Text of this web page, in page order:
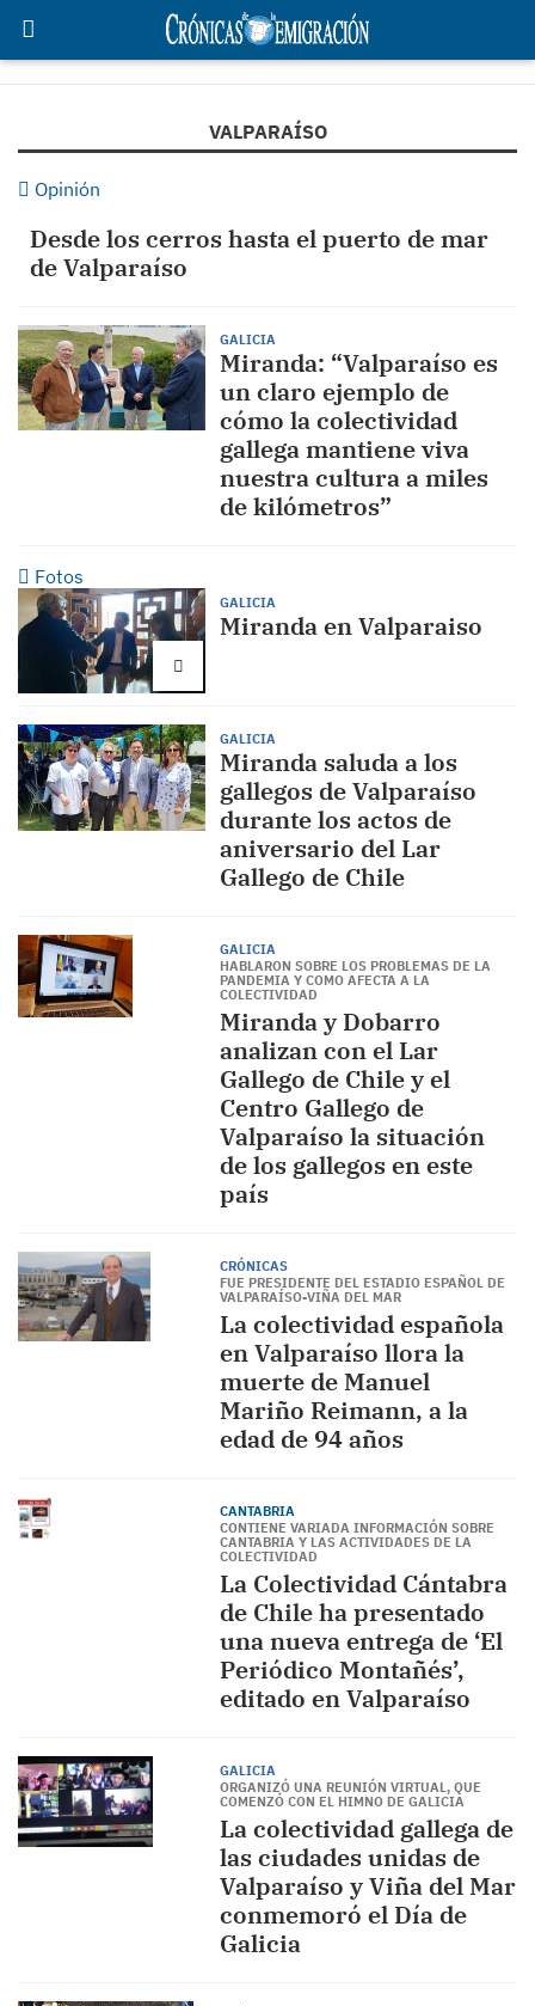
VALPARAÍSO
Opinión
Desde los cerros hasta el puerto de mar
de Valparaíso
GALICIA
Miranda: “Valparaíso es
un claro ejemplo de
cómo la colectividad
gallega mantiene viva
nuestra cultura a miles
de kilómetros”
Fotos
GALICIA
Miranda en Valparaiso
GALICIA
Miranda saluda a los
gallegos de Valparaíso
durante los actos de
aniversario del Lar
Gallego de Chile
GALICIA
HABLARON SOBRE LOS PROBLEMAS DE LA
PANDEMIA Y COMO AFECTA A LA
COLECTIVIDAD
Miranda y Dobarro
analizan con el Lar
Gallego de Chile y el
Centro Gallego de
Valparaíso la situación
de los gallegos en este
país
CRÓNICAS
FUE PRESIDENTE DEL ESTADIO ESPAÑOL DE
VALPARAÍSO-VIÑA DEL MAR
La colectividad española
en Valparaíso llora la
muerte de Manuel
Mariño Reimann, a la
edad de 94 años
CANTABRIA
CONTIENE VARIADA INFORMACIÓN SOBRE
CANTABRIA Y LAS ACTIVIDADES DE LA
COLECTIVIDAD
La Colectividad Cántabra
de Chile ha presentado
una nueva entrega de ‘El
Periódico Montañés’,
editado en Valparaíso
GALICIA
ORGANIZÓ UNA REUNIÓN VIRTUAL, QUE
COMENZÓ CON EL HIMNO DE GALICIA
La colectividad gallega de
las ciudades unidas de
Valparaíso y Viña del Mar
conmemoró el Día de
Galicia